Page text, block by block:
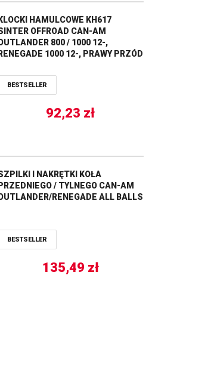
KLOCKI HAMULCOWE KH617
OFFROAD CAN-AM
800 / 1000 12-,
RENEGADE 1000 12-, PRAWY PRZÓD
BESTSELLER
92,23 zł
I NAKRĘTKI KOŁA
/ TYLNEGO CAN-AM
RENEGADE ALL BALLS
BESTSELLER
135,49 zł